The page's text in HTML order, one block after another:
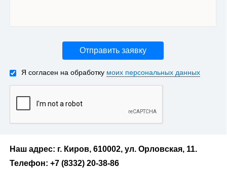
Отправить заявку
Я согласен на обработку моих персональных данных
Наш адрес: г. Киров, 610002, ул. Орловская, 11.
Телефон: +7 (8332) 20-38-86